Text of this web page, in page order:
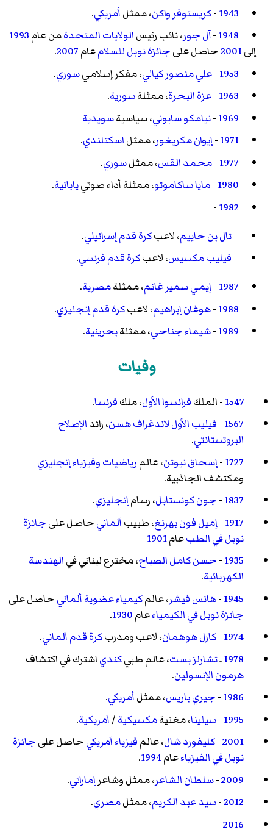
1943
-كريستوفر واكن، ممثلأمريكي.
1948
-آل جور، نائب رئيسالولايات المتحدةمن عام1993
إلى2001حاصل علىجائزة نوبل للسلامعام2007
.
1953
-علي منصور كيالي، مفكر إسلاميسوري.
1963
-عزة البحرة، ممثلةسورية.
1969
-نيامكو سابوني، سياسيةسويدية
1971
-إيوان مكريغور، ممثلاسكتلندي.
1977
-محمد القس، ممثلسوري.
1980
-مايا ساكاموتو، ممثلة أداء صوتييابانية.
1982
-
تال بن حاييم، لاعبكرة قدمإسرائيلي.
فيليب مكسيس، لاعبكرة قدمفرنسي.
1987
-إيمي سمير غانم، ممثلةمصرية.
1988
-هوغان إبراهيم، لاعبكرة قدمإنجليزي.
1989
-شيماء جناحي، ممثلةبحرينية.
وفيات
1547- الملكفرانسوا الأول، ملكفرنسا.
1567
-فيليب الأول لاندغراف هسن، رائدالإصلاح
البروتستانتي.
1727
-إسحاق نيوتن، عالمرياضياتوفيزياءإنجليزي
ومكتشف الجاذبية.
1837
-جون كونستابل، رسامإنجليزي.
1917
-إميل فون بهرنغ، طبيبألمانيحاصل علىجائزة
نوبل في الطبعام1901
1935
-حسن كامل الصباح، مخترع لبناني فيالهندسة
الكهربائية.
1945
-هانس فيشر، عالمكيمياء عضويةألمانيحاصل على
جائزة نوبل في الكيمياءعام1930
.
1974
-كارل هوهمان، لاعب ومدربكرة قدمألماني.
1978ـتشارلز بست، عالم طبيكندياشترك في اكتشاف
هرمون الإنسولين.
1986
-جيري باريس، ممثلأمريكي.
1995
-سيلينا، مغنيةمكسيكية/أمريكية.
2001
-كليفورد شال، عالمفيزياءأمريكيحاصل علىجائزة
نوبل في الفيزياءعام1994
.
2009
-سلطان الشاعر، ممثل وشاعرإماراتي.
2012
-سيد عبد الكريم، ممثلمصري.
2016
-